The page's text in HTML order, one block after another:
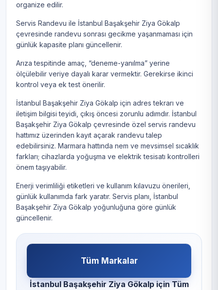
organize edilir.
Servis Randevu ile İstanbul Başakşehir Ziya Gökalp
çevresinde randevu sonrası gecikme yaşanmaması için
günlük kapasite planı güncellenir.
Arıza tespitinde amaç, “deneme-yanılma” yerine
ölçülebilir veriye dayalı karar vermektir. Gerekirse ikinci
kontrol veya ek test önerilir.
İstanbul Başakşehir Ziya Gökalp için adres tekrarı ve
iletişim bilgisi teyidi, çıkış öncesi zorunlu adımdır. İstanbul
Başakşehir Ziya Gökalp çevresinde özel servis randevu
hattımız üzerinden kayıt açarak randevu talep
edebilirsiniz. Marmara hattında nem ve mevsimsel sıcaklık
farkları; cihazlarda yoğuşma ve elektrik tesisatı kontrolleri
önem taşıyabilir.
Enerji verimliliği etiketleri ve kullanım kılavuzu önerileri,
günlük kullanımda fark yaratır. Servis planı, İstanbul
Başakşehir Ziya Gökalp yoğunluğuna göre günlük
güncellenir.
Tüm Markalar
İstanbul Başakşehir Ziya Gökalp için Tüm